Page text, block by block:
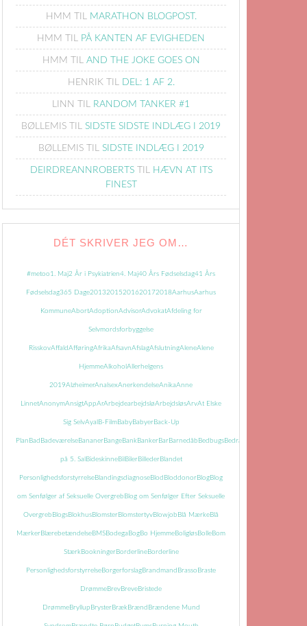
HMM TIL MARATHON BLOGPOST.
HMM TIL PÅ KANTEN AF EVIGHEDEN
HMM TIL AND THE JOKE GOES ON
HENRIKTIL DEL: 1 AF 2.
LINN TIL RANDOM TANKER #1
BØLLEMIS TIL SIDSTE SIDSTE INDLÆG I 2019
BØLLEMISTIL SIDSTE INDLÆG I 2019
DEIRDREANNROBERTSTIL HÆVN AT ITS
FINEST
DÉT SKRIVER JEG OM…
#metoo 1. Maj2 År i Psykiatrien4. Maj40 Års Fødselsdag41 Års
Fødselsdag365 Dage20132015201620172018AarhusAarhus
KommuneAbortAdoptionAdvisorAdvokatAfdeling for
Selvmordsforbyggelse
RisskovAffald AfføringAfrikaAfsavnAfslagAfslutningAleneAlene
HjemmeAlkohol Allerhelgens
2019AlzheimerAnalsexAnerkendelseAnikaAnne
LinnetAnonymAnsigtAppArArbejdearbejdsløArbejdsløsArvAt Elske
Sig SelvAyal B-FilmBabyBabyerBack-Up
Plan Bad BadeværelseBananerBangeBankBankerBarBarnedåb BedbugsBedrageri
på 5. Sal BideskinneBil BilerBillederBlandet
PersonlighedsforstyrrelseBlandingsdiagnoseBlod BloddonorBlogBlog
om Senfølger af Seksuelle Overgreb Blog om Senfølger Efter Seksuelle
Overgreb BlogsBlokhusBlomsterBlomstertyvBlowjob Blå MærkeBlå
MærkerBlærebetændelseBMSBodega BogBo HjemmeBoligløsBolleBom
StærkBookningerBorderlineBorderline
PersonlighedsforstyrrelseBorgerforslagBrandmand Brasso Braste
DrømmeBrevBreveBristede
DrømmeBryllup BrysterBrækBrænd Brændene Mund